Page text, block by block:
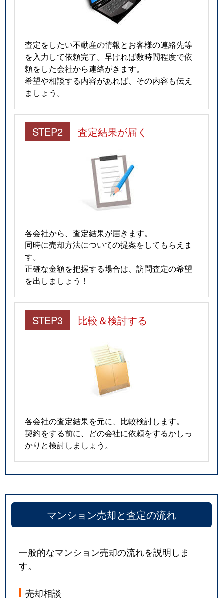
査定をしたい不動産の情報とお客様の連絡先等
を入力して依頼完了。早ければ数時間程度で依
頼をした会社から連絡がきます。
希望や相談する内容があれば、その内容も伝え
ましょう。
STEP2 査定結果が届く
各会社から、査定結果が届きます。
同時に売却方法についての提案をしてもらえま
す。
正確な金額を把握する場合は、訪問査定の希望
を出しましょう！
STEP3 比較＆検討する
各会社の査定結果を元に、比較検討します。
契約をする前に、どの会社に依頼をするかしっ
かりと検討しましょう。
マンション売却と査定の流れ
一般的なマンション売却の流れを説明しま
す。
売却相談